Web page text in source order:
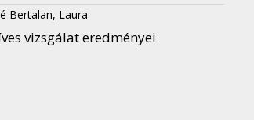
Bertalan, Laura
vizsgálat eredményei